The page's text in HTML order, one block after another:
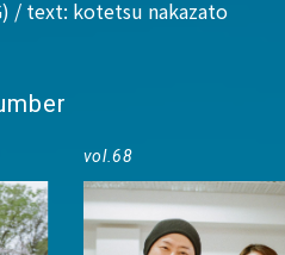
/ text: kotetsu nakazato
vol.68